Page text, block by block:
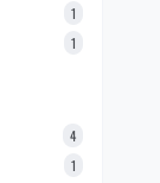
1
1
4
1